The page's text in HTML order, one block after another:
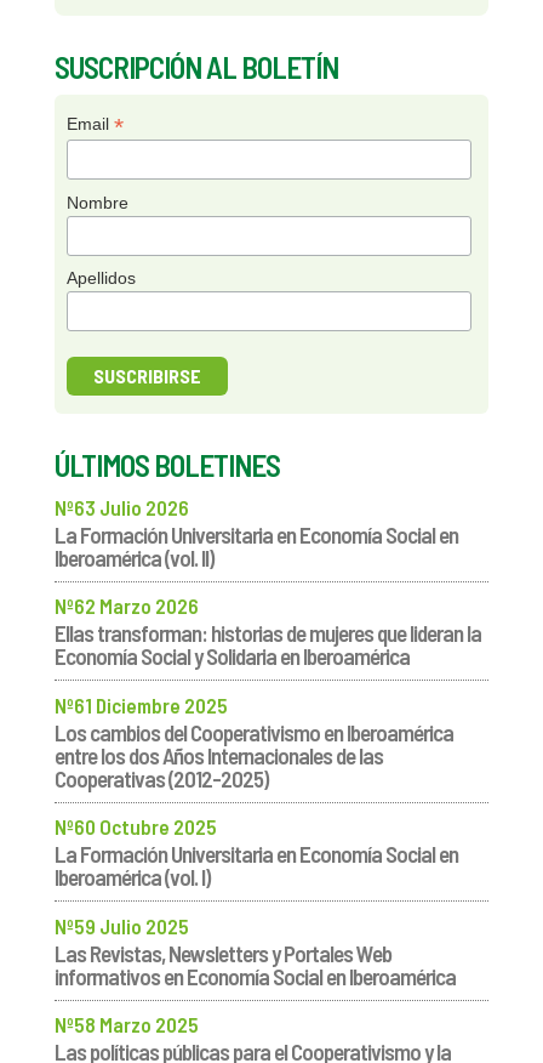
SUSCRIPCIÓN AL BOLETÍN
Email *
Nombre
Apellidos
ÚLTIMOS BOLETINES
Nº63 Julio 2026
La Formación Universitaria en Economía Social en
Iberoamérica (vol. II)
Nº62 Marzo 2026
Ellas transforman: historias de mujeres que lideran la
Economía Social y Solidaria en Iberoamérica
Nº61 Diciembre 2025
Los cambios del Cooperativismo en Iberoamérica
entre los dos Años Internacionales de las
Cooperativas (2012-2025)
Nº60 Octubre 2025
La Formación Universitaria en Economía Social en
Iberoamérica (vol. I)
Nº59 Julio 2025
Las Revistas, Newsletters y Portales Web
informativos en Economía Social en Iberoamérica
Nº58 Marzo 2025
Las políticas públicas para el Cooperativismo y la